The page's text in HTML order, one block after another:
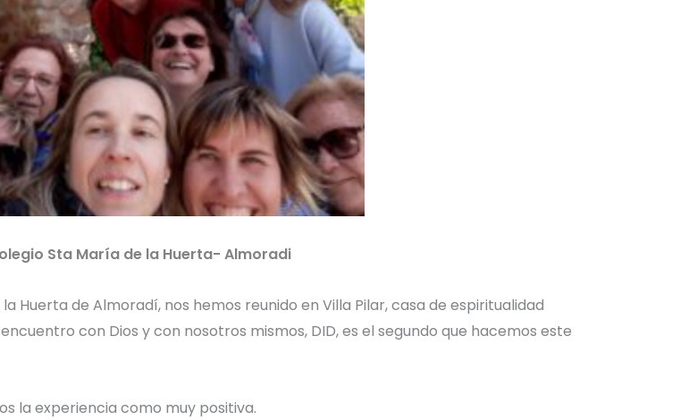
Sta María de la Huerta- Almoradi
Huerta de Almoradí, nos hemos reunido en Villa Pilar, casa de espiritualidad
con Dios y con nosotros mismos, DID, es el segundo que hacemos este
la experiencia como muy positiva.